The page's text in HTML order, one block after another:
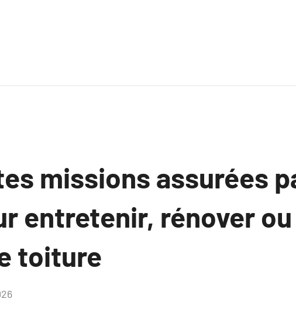
missions assurées
entretenir, rénover ou
toiture